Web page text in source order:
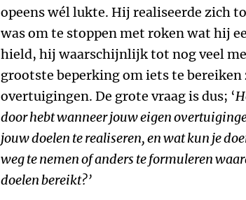
opeens wél lukte. Hij realiseerde zich
was om te stoppen met roken wat hij
hield, hij waarschijnlijk tot nog veel
grootste beperking om iets te bereiken
overtuigingen. De grote vraag is dus; ‘
door hebt wanneer jouw eigen
jouw doelen te realiseren, en wat kun je
weg te nemen of anders te formuleren
doelen bereikt?’